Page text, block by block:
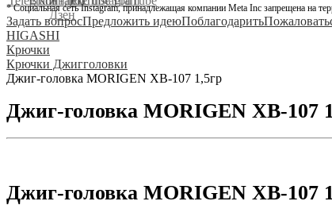
* Социальная сеть Instagram, принадлежащая компании Meta Inc запрещена на
Задать вопросПредложить идеюПоблагодарить
HIGASHI
Крючки
Крючки Джигголовки
Джиг-головка MORIGEN XB-107 1,5гр
Джиг-головка MORIGEN XB-107
Джиг-головка MORIGEN XB-107